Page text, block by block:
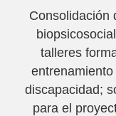
Consolidación
talleres
discapacidad;
para el